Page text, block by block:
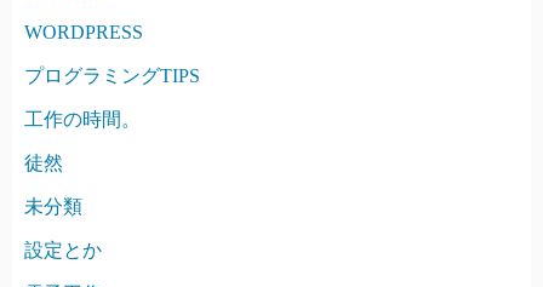
WORDPRESS
プログラミングTIPS
工作の時間。
徒然
未分類
設定とか